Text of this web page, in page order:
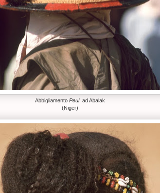
Abbigliamento Peul ad Abalak
(Niger)